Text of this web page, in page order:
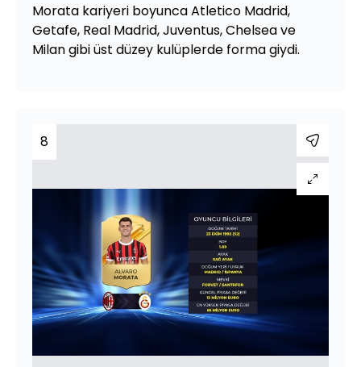
Morata kariyeri boyunca Atletico Madrid,
Getafe, Real Madrid, Juventus, Chelsea ve
Milan gibi üst düzey kulüplerde forma giydi.
8